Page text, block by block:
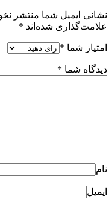
نشانی ایمیل شما منتشر
علامت‌گذاری شده‌اند *
امتیاز شما *
دیدگاه شما *
نام
ایمیل